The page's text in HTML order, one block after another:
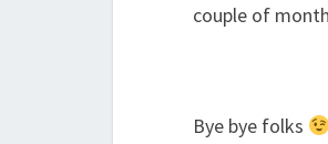
couple of
Bye bye folks